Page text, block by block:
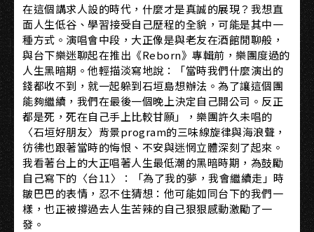
在這個講求人設的時代，什麼才是真誠的展現？我想直
面人生低谷、學習接受自己歷程的全貌，可能是其中一
種方式。演唱會中段，大正像是與老友在酒館閒聊般，
與台下樂迷聊起在推出《Reborn》專輯前，樂團度過的
人生黑暗期。他輕描淡寫地說：「當時我們什麼演出的
錢都收不到，就一起躲到石垣島想辦法。為了讓這個團
能夠繼續，我們在最後一個晚上決定自己開公司。反正
都是死，死在自己手上比較甘願」，樂團許久未唱的
〈石垣好朋友〉背景program的三味線旋律與海浪聲，
彷彿也跟著當時的悔恨、不安與迷惘立體深刻了起來。
我看著台上的大正唱著人生最低潮的黑暗時期，為鼓勵
自己寫下的〈台11〉：「為了我的夢，我會繼續走」時
皺巴巴的表情，忍不住猜想：他可能如同台下的我們一
樣，也正被撐過去人生苦辣的自己狠狠感動激勵了一
發。